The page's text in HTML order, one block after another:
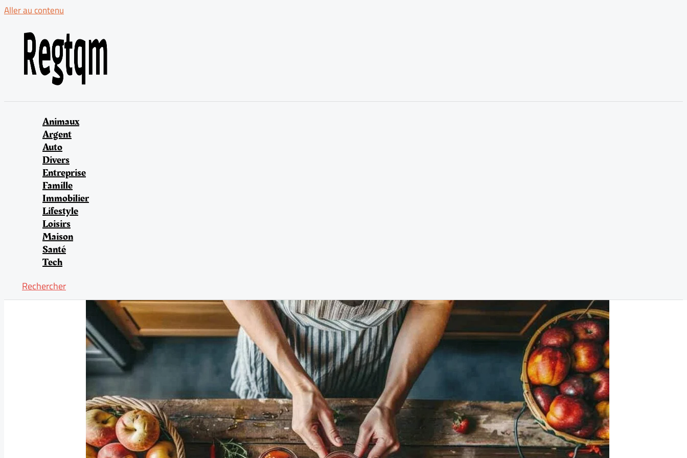
Aller au contenu
Animaux
Argent
Auto
Divers
Entreprise
Famille
Immobilier
Lifestyle
Loisirs
Maison
Santé
Tech
Rechercher